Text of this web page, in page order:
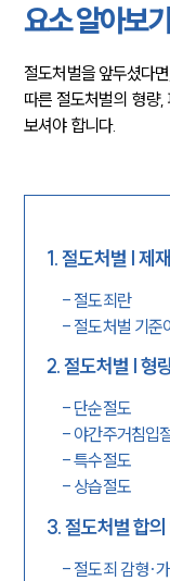
요소 알아보기
절도처벌을 앞두셨다
따른 절도처벌의 형량
보셔야 합니다.
1.절도처벌 | 제
- 절도죄란
- 절도처벌 기준
2.절도처벌 | 형
- 단순절도
- 야간주거침입
-특수절도
- 상습절도
3.절도처벌 합
- 절도죄 감형·